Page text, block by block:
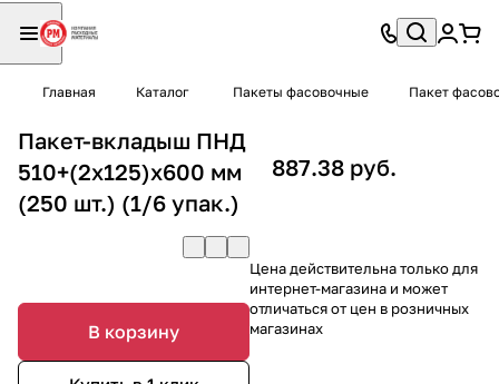
Главная Каталог Пакеты фасовочные Пакет
Пакет-вкладыш ПНД
510+(2х125)х600 мм
(250 шт.) (1/6 упак.)
В корзину
887.38 руб.
Цена действительна только для
интернет-магазина и может
отличаться от цен в розничных
магазинах